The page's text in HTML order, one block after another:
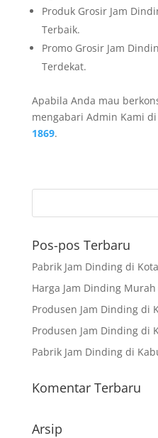
Produk Grosir Jam
Terbaik.
Promo Grosir Jam
Terdekat.
Apabila Anda mau
mengabari Admin Kami
1869.
Pos-pos Terbaru
Pabrik Jam Dinding di
Harga Jam Dinding
Produsen Jam Dinding di
Produsen Jam Dinding di
Pabrik Jam Dinding di
Komentar Terbaru
Arsip